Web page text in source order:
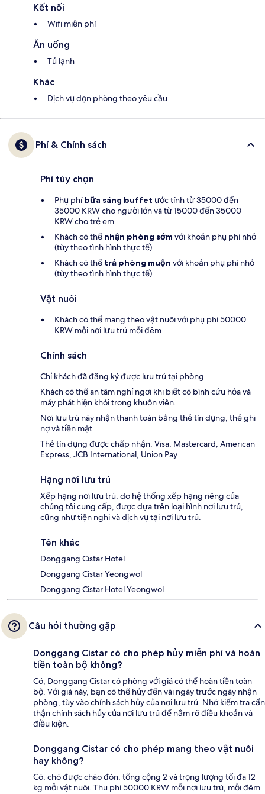
Kết nối
Wifi miễn phí
Ăn uống
Tủ lạnh
Khác
Dịch vụ dọn phòng theo yêu cầu
Phí & Chính sách
Phí tùy chọn
Phụ phíbữa sáng buffet ước tính từ 35000 đến
35000 KRW cho người lớn và từ 15000 đến 35000
KRW cho trẻ em
Khách có thể nhận phòng sớm với khoản phụ phí nhỏ
(tùy theo tình hình thực tế)
Khách có thể trả phòng muộn với khoản phụ phí nhỏ
(tùy theo tình hình thực tế)
Vật nuôi
Khách có thể mang theo vật nuôi với phụ phí 50000
KRW mỗi nơi lưu trú mỗi đêm
Chính sách
Chỉ khách đã đăng ký được lưu trú tại phòng.
Khách có thể an tâm nghỉ ngơi khi biết có bình cứu hỏa và
máy phát hiện khói trong khuôn viên.
Nơi lưu trú này nhận thanh toán bằng thẻ tín dụng, thẻ ghi
nợ và tiền mặt.
Thẻ tín dụng được chấp nhận: Visa, Mastercard, American
Express, JCB International, Union Pay
Hạng nơi lưu trú
Xếp hạng nơi lưu trú, do hệ thống xếp hạng riêng của
chúng tôi cung cấp, được dựa trên loại hình nơi lưu trú,
cũng như tiện nghi và dịch vụ tại nơi lưu trú.
Tên khác
Donggang Cistar Hotel
Donggang Cistar Yeongwol
Donggang Cistar Hotel Yeongwol
Câu hỏi thường gặp
Donggang Cistar có cho phép hủy miễn phí và hoàn
tiền toàn bộ không?
Có, Donggang Cistar có phòng với giá có thể hoàn tiền toàn
bộ. Với giá này, bạn có thể hủy đến vài ngày trước ngày nhận
phòng, tùy vào chính sách hủy của nơi lưu trú. Nhớ kiểm tra cẩn
thận chính sách hủy của nơi lưu trú để nắm rõ điều khoản và
điều kiện.
Donggang Cistar có cho phép mang theo vật nuôi
hay không?
Có, chó được chào đón, tổng cộng 2 và trọng lượng tối đa 12
kg mỗi vật nuôi. Thu phí 50000 KRW mỗi nơi lưu trú, mỗi đêm.